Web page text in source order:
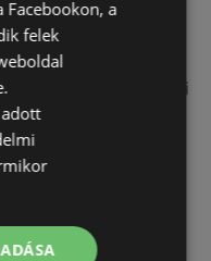
akciós újságjai
akciós újságjai
itt: Sopron-Fertődi
Facebookon, a
felek